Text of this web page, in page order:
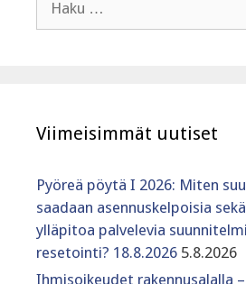
Viimeisimmät uutiset
Pyöreä pöytä I 2026: Miten
saadaan asennuskelpoisia
ylläpitoa palvelevia
resetointi? 18.8.2026 5.8.2026
Ihmisoikeudet rakennusalalla –